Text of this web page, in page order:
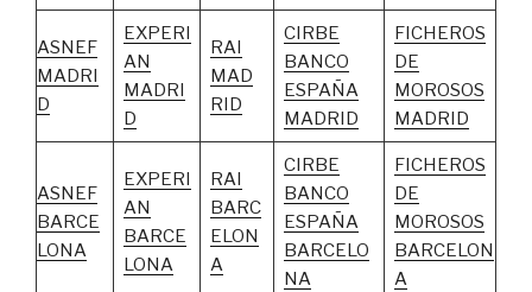
ASNEF
MADRI
D
EXPERI
AN
MADRI
D
RAI
MAD
RID
CIRBE
BANCO
ESPAÑA
MADRID
FICHEROS
DE
MOROSOS
MADRID
ASNEF
BARCE
LONA
EXPERI
AN
BARCE
LONA
RAI
BARC
ELON
A
CIRBE
BANCO
ESPAÑA
BARCELO
NA
FICHEROS
DE
MOROSOS
BARCELON
A